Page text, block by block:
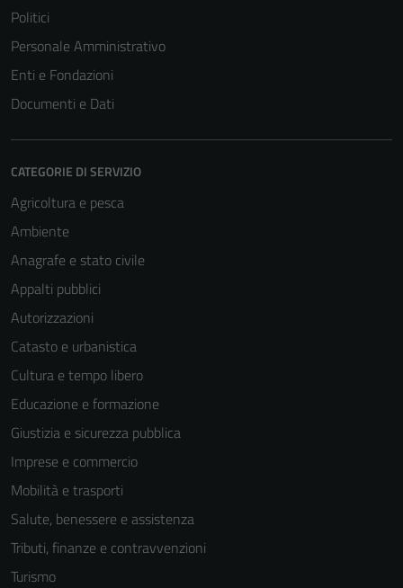
Politici
Personale Amministrativo
Enti e Fondazioni
Documenti e Dati
CATEGORIE DI SERVIZIO
Agricoltura e pesca
Ambiente
Anagrafe e stato civile
Appalti pubblici
Autorizzazioni
Catasto e urbanistica
Cultura e tempo libero
Educazione e formazione
Giustizia e sicurezza pubblica
Imprese e commercio
Mobilità e trasporti
Salute, benessere e assistenza
Tributi, finanze e contravvenzioni
Turismo